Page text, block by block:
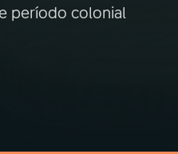
período colonial